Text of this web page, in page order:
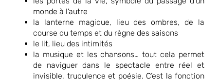
monde à l’autre
la lanterne magique, lieu des ombres, de la
course du temps et du règne des saisons
le lit, lieu des intimités
la musique et les chansons… tout cela permet
de naviguer dans le spectacle entre réel et
invisible, truculence et poésie. C’est la fonction